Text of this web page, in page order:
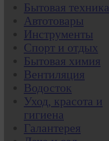
Бытовая техника
Автотовары
Инструменты
Спорт и отдых
Бытовая химия
Вентиляция
Водосток
Уход, красота и
гигиена
Галантерея